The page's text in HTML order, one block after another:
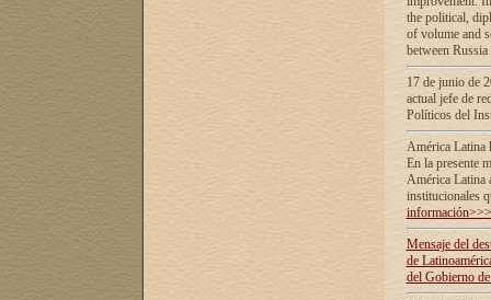
the political,
of volume and
between
17 de junio de
actual jefe de
Políticos del
América Latina
En la presente
América Latina
institucionales
información>>>
Mensaje del
de
del Gobierno